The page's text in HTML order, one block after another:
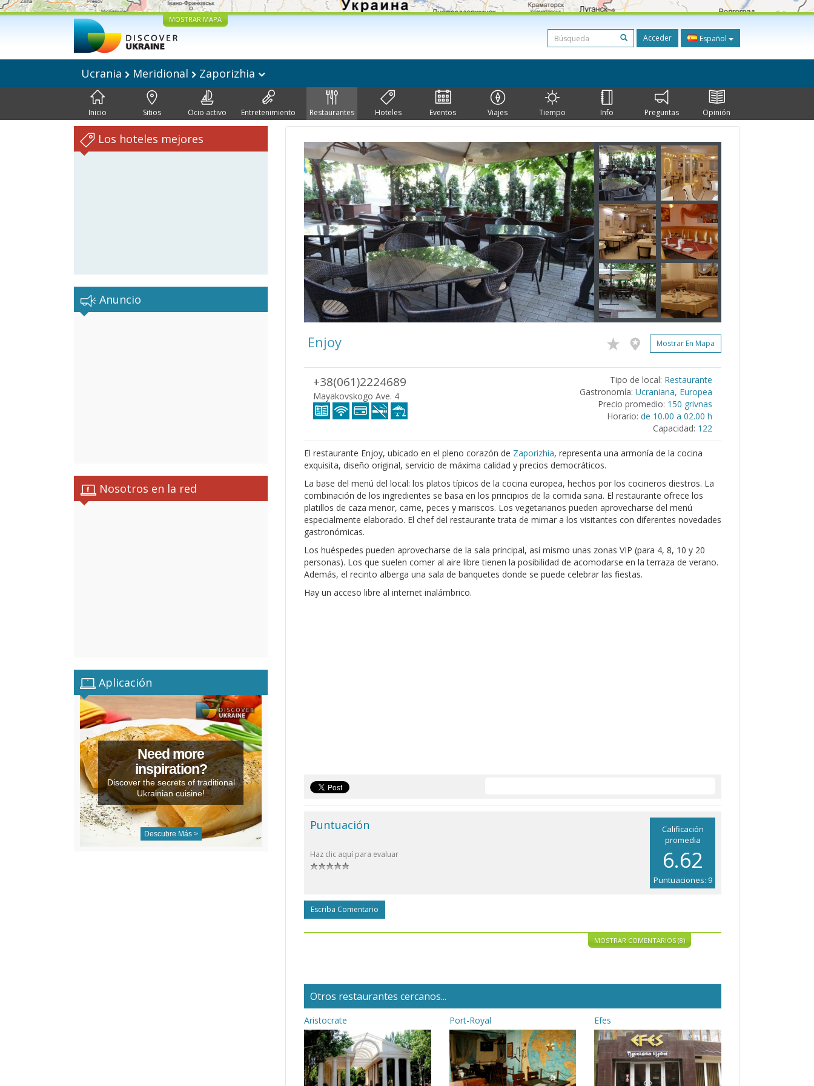
MOSTRAR MAPA
Acceder Español
Ucrania Meridional Zaporizhia
Inicio Sitios Ocio activo Entretenimiento Restaurantes Hoteles Eventos Viajes Tiempo Info Preguntas Opinión
Los hoteles mejores
Anuncio
Nosotros en la red
Aplicación
Need more
inspiration?
Discover the secrets of traditional
Ukrainian cuisine!
Descubre Más >
Enjoy Mostrar En Mapa
+38(061)2224689
Mayakovskogo Ave. 4
Tipo de local: Restaurante
Gastronomía: Ucraniana, Europea
Precio promedio: 150 grivnas
Horario: de 10.00 a 02.00 h
Capacidad: 122
El restaurante Enjoy, ubicado en el pleno corazón de Zaporizhia, representa una armonía de la cocina
exquisita, diseño original, servicio de máxima calidad y precios democráticos.
La base del menú del local: los platos típicos de la cocina europea, hechos por los cocineros diestros. La
combinación de los ingredientes se basa en los principios de la comida sana. El restaurante ofrece los
platillos de caza menor, carne, peces y mariscos. Los vegetarianos pueden aprovecharse del menú
especialmente elaborado. El chef del restaurante trata de mimar a los visitantes con diferentes novedades
gastronómicas.
Los huéspedes pueden aprovecharse de la sala principal, así mismo unas zonas VIP (para 4, 8, 10 y 20
personas). Los que suelen comer al aire libre tienen la posibilidad de acomodarse en la terraza de verano.
Además, el recinto alberga una sala de banquetes donde se puede celebrar las fiestas.
Hay un acceso libre al internet inalámbrico.
Calificación
promedia
6.62
Puntuaciones: 9
Puntuación
Haz clic aquí para evaluar
Escriba Comentario
MOSTRAR COMENTARIOS (8)
Otros restaurantes cercanos...
Aristocrate Port-Royal Efes